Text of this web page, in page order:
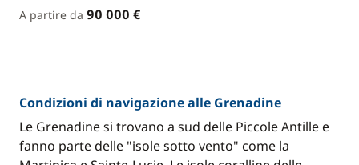
A partire da 90 000 €
Condizioni di navigazione alle Grenadine
Le Grenadine si trovano a sud delle Piccole Antille e
fanno parte delle "isole sotto vento" come la